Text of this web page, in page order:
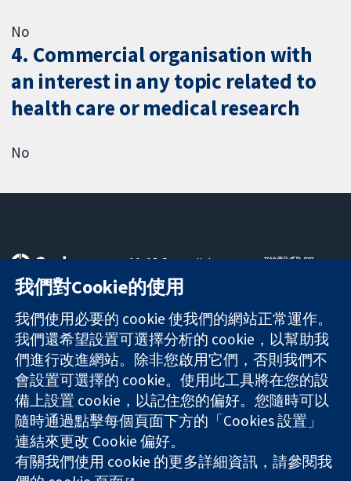
No
4. Commercial organisation with
an interest in any topic related to
health care or medical research
No
可信任實證
知情決定
更完善的健康照
護
11-13 Cavendish
Square
London
W1G 0AN
United Kingdom
聯繫我們
關於我們
工作機會
Cochrane
Library
The Cochrane Collaboration is a charity (no. 1045921) and a
company limited by guarantee (no. 03044323) registered in
England & Wales. VAT registration number GB 718 2127 49.
我們對Cookie的使用
我們使用必要的 cookie 使我們的網站正常運作。
我們還希望設置可選擇分析的 cookie，以幫助我
們進行改進網站。除非您啟用它們，否則我們不
會設置可選擇的 cookie。使用此工具將在您的設
備上設置 cookie，以記住您的偏好。您隨時可以
隨時通過點擊每個頁面下方的「Cookies 設置」
連結來更改 Cookie 偏好。
有關我們使用 cookie 的更多詳細資訊，請參閱我